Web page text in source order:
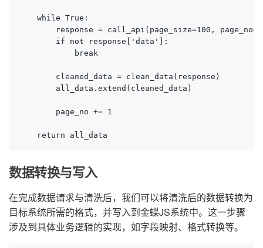
    while True:
response = call_api(page_size=100,
        if not response['data']:
            break
        cleaned_data = clean_data(response)
        all_data.extend(cleaned_data)
        page_no += 1
    return all_data
数据转换与写入
在完成数据请求与清洗后，我们可以将清洗后的数据转换为
目标系统所需的格式，并写入到金蝶JS系统中。这一步骤
涉及到具体业务逻辑的实现，如字段映射、格式转换等。